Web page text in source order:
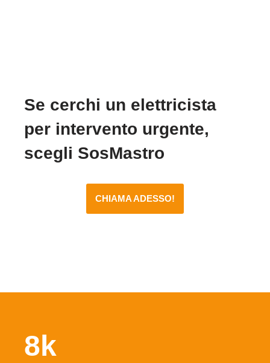
Se cerchi un elettricista
per intervento urgente,
scegli SosMastro
CHIAMA ADESSO!
8k